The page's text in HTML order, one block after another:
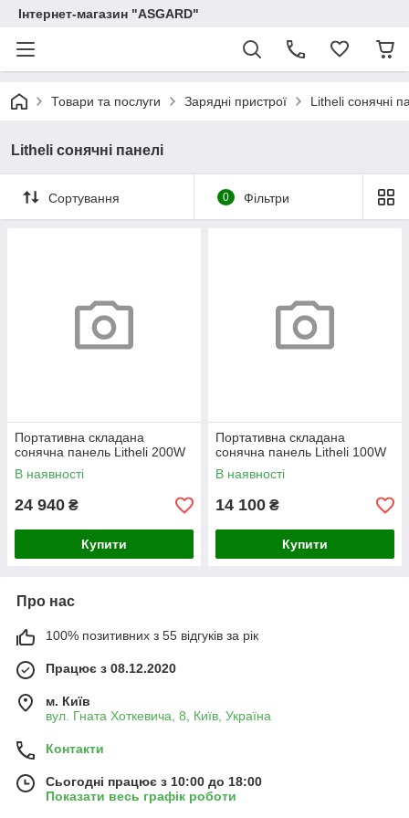
Інтернет-магазин "ASGARD"
Товари та послуги Зарядні пристрої Litheli сонячні
Litheli сонячні панелі
Сортування 0 Фільтри
Портативна складана
сонячна панель Litheli 200W
В наявності
24 940 ₴
Купити
Портативна складана
сонячна панель Litheli 100W
В наявності
14 100 ₴
Купити
Про нас
100% позитивних з 55 відгуків за рік
Працює з 08.12.2020
м. Київ
вул. Гната Хоткевича, 8, Київ, Україна
Контакти
Сьогодні працює з 10:00 до 18:00
Показати весь графік роботи